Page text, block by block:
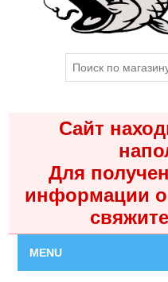
Сайт
Для
информации о
MENU